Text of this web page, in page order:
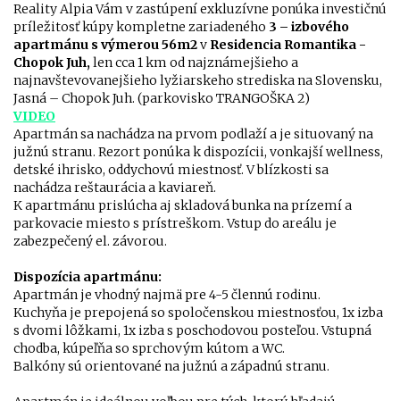
Reality Alpia Vám v zastúpení exkluzívne ponúka investičnú
príležitosť kúpy kompletne zariadeného 3 – izbového
apartmánu s výmerou 56m2v Residencia Romantika -
Chopok Juh,len cca 1 km od najznámejšieho a
najnavštevovanejšieho lyžiarskeho strediska na Slovensku,
Jasná – Chopok Juh. (parkovisko TRANGOŠKA 2)
VIDEO
Apartmán sa nachádza na prvom podlaží a je situovaný na
južnú stranu. Rezort ponúka k dispozícii, vonkajší wellness,
detské ihrisko, oddychovú miestnosť. V blízkosti sa
nachádza reštaurácia a kaviareň.
K apartmánu prislúcha aj skladová bunka na prízemí a
parkovacie miesto s prístreškom. Vstup do areálu je
zabezpečený el. závorou.
Dispozícia apartmánu:
Apartmán je vhodný najmä pre 4-5 člennú rodinu.
Kuchyňa je prepojená so spoločenskou miestnosťou, 1x izba
s dvomi lôžkami, 1x izba s poschodovou posteľou. Vstupná
chodba, kúpeľňa so sprchovým kútom a WC.
Balkóny sú orientované na južnú a západnú stranu.